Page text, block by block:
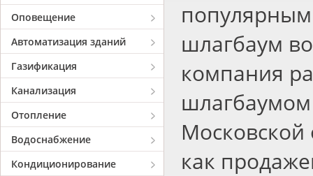
Оповещение
Автоматизация зданий
Газификация
Канализация
Отопление
Водоснабжение
Кондиционирование
популярным
шлагбаум
компания
как